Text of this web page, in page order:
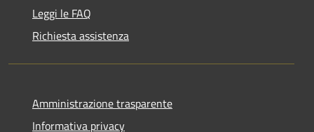
Leggi le FAQ
Richiesta assistenza
Amministrazione trasparente
Informativa privacy